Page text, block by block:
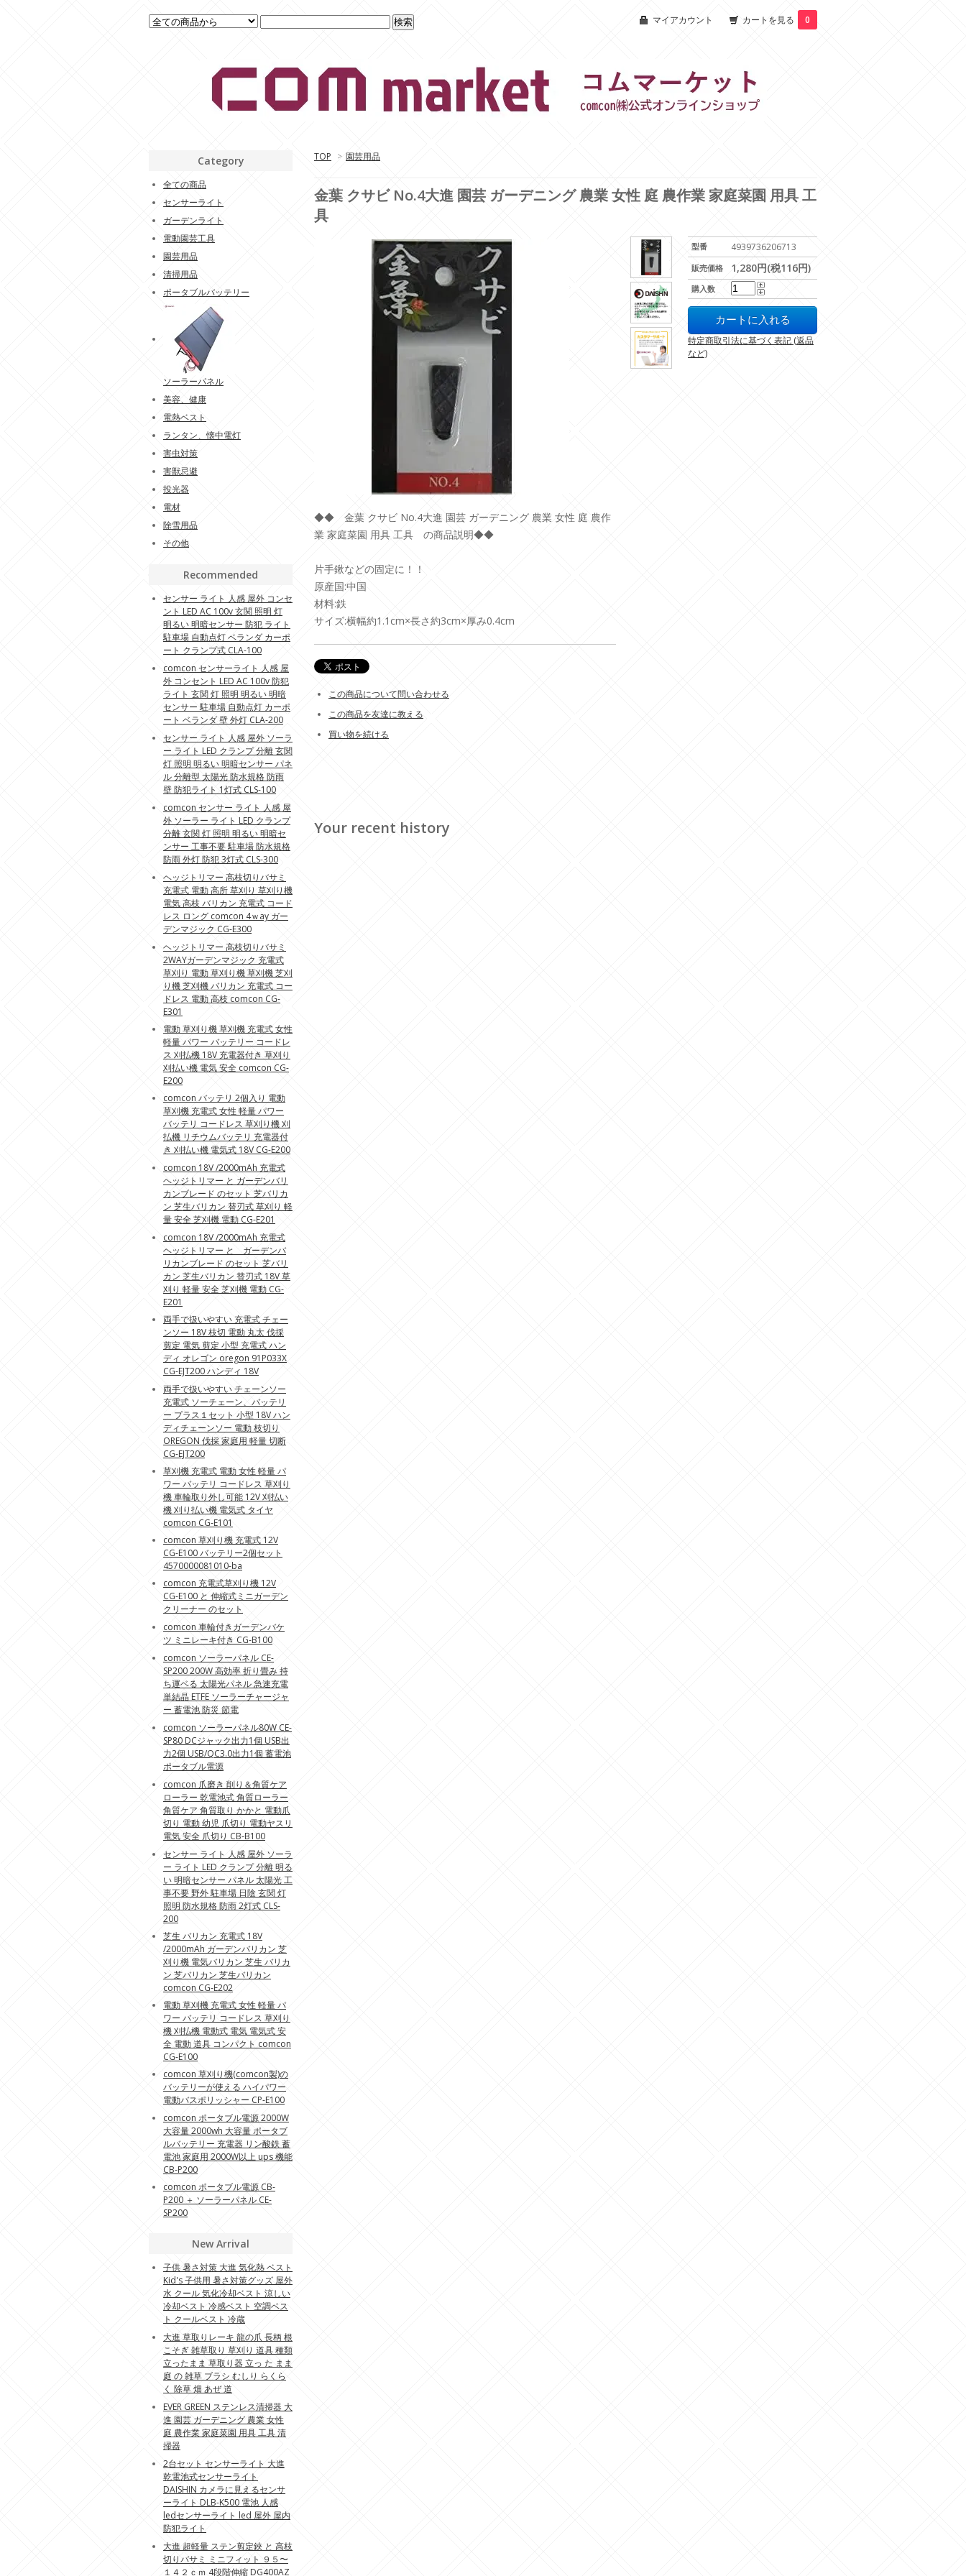
マイアカウント カートを見る 0
TOP > 園芸用品
金葉 クサビ No.4大進 園芸 ガーデニング 農業 女性 庭 農作業 家庭菜園 用具 工
具
型番 4939736206713
販売価格 1,280円(税116円)
購入数
特定商取引法に基づく表記 (返品
など)
◆◆ 金葉 クサビ No.4大進 園芸 ガーデニング 農業 女性 庭 農作
業 家庭菜園 用具 工具 の商品説明◆◆
片手鍬などの固定に！！
原産国:中国
材料:鉄
サイズ:横幅約1.1cm×長さ約3cm×厚み0.4cm
この商品について問い合わせる
この商品を友達に教える
買い物を続ける
Your recent history
Category
全ての商品
センサーライト
ガーデンライト
電動園芸工具
園芸用品
清掃用品
ポータブルバッテリー
ソーラーパネル
美容、健康
電熱ベスト
ランタン、懐中電灯
害虫対策
害獣忌避
投光器
電材
除雪用品
その他
Recommended
センサー ライト 人感 屋外 コンセ
ント LED AC 100v 玄関 照明 灯
明るい 明暗センサー 防犯 ライト
駐車場 自動点灯 ベランダ カーポ
ート クランプ式 CLA-100
comcon センサーライト 人感 屋
外 コンセント LED AC 100v 防犯
ライト 玄関 灯 照明 明るい 明暗
センサー 駐車場 自動点灯 カーポ
ート ベランダ 壁 外灯 CLA-200
センサー ライト 人感 屋外 ソーラ
ー ライト LED クランプ 分離 玄関
灯 照明 明るい 明暗センサー パネ
ル 分離型 太陽光 防水規格 防雨
壁 防犯ライト 1灯式 CLS-100
comcon センサー ライト 人感 屋
外 ソーラー ライト LED クランプ
分離 玄関 灯 照明 明るい 明暗セ
ンサー 工事不要 駐車場 防水規格
防雨 外灯 防犯 3灯式 CLS-300
ヘッジトリマー 高枝切りバサミ
充電式 電動 高所 草刈り 草刈り機
電気 高枝 バリカン 充電式 コード
レス ロング comcon 4ｗay ガー
デンマジック CG-E300
ヘッジトリマー 高枝切りバサミ
2WAYガーデンマジック 充電式
草刈り 電動 草刈り機 草刈機 芝刈
り機 芝刈機 バリカン 充電式 コー
ドレス 電動 高枝 comcon CG-
E301
電動 草刈り機 草刈機 充電式 女性
軽量 パワー バッテリー コードレ
ス 刈払機 18V 充電器付き 草刈り
刈払い機 電気 安全 comcon CG-
E200
comcon バッテリ 2個入り 電動
草刈機 充電式 女性 軽量 パワー
バッテリ コードレス 草刈り機 刈
払機 リチウムバッテリ 充電器付
き 刈払い機 電気式 18V CG-E200
comcon 18V /2000mAh 充電式
ヘッジトリマー と ガーデンバリ
カンブレード のセット 芝バリカ
ン 芝生バリカン 替刃式 草刈り 軽
量 安全 芝刈機 電動 CG-E201
comcon 18V /2000mAh 充電式
ヘッジトリマー と ガーデンバ
リカンブレード のセット 芝バリ
カン 芝生バリカン 替刃式 18V 草
刈り 軽量 安全 芝刈機 電動 CG-
E201
両手で扱いやすい 充電式 チェー
ンソー 18V 枝切 電動 丸太 伐採
剪定 電気 剪定 小型 充電式 ハン
ディ オレゴン oregon 91P033X
CG-EJT200 ハンディ 18V
両手で扱いやすい チェーンソー
充電式 ソーチェーン、バッテリ
ー プラス１セット 小型 18V ハン
ディチェーンソー 電動 枝切り
OREGON 伐採 家庭用 軽量 切断
CG-EJT200
草刈機 充電式 電動 女性 軽量 パ
ワー バッテリ コードレス 草刈り
機 車輪取り外し可能 12V 刈払い
機 刈り払い機 電気式 タイヤ
comcon CG-E101
comcon 草刈り機 充電式 12V
CG-E100 バッテリー2個セット
4570000081010-ba
comcon 充電式草刈り機 12V
CG-E100 と 伸縮式ミニガーデン
クリーナー のセット
comcon 車輪付きガーデンバケ
ツ ミニレーキ付き CG-B100
comcon ソーラーパネル CE-
SP200 200W 高効率 折り畳み 持
ち運ベる 太陽光パネル 急速充電
単結晶 ETFE ソーラーチャージャ
ー 蓄電池 防災 節電
comcon ソーラーパネル80W CE-
SP80 DCジャック出力1個 USB出
力2個 USB/QC3.0出力1個 蓄電池
ポータブル電源
comcon 爪磨き 削り＆角質ケア
ローラー 乾電池式 角質ローラー
角質ケア 角質取り かかと 電動爪
切り 電動 幼児 爪切り 電動ヤスリ
電気 安全 爪切り CB-B100
センサー ライト 人感 屋外 ソーラ
ー ライト LED クランプ 分離 明る
い 明暗センサー パネル 太陽光 工
事不要 野外 駐車場 日陰 玄関 灯
照明 防水規格 防雨 2灯式 CLS-
200
芝生 バリカン 充電式 18V
/2000mAh ガーデンバリカン 芝
刈り機 電気バリカン 芝生 バリカ
ン 芝バリカン 芝生バリカン
comcon CG-E202
電動 草刈機 充電式 女性 軽量 パ
ワー バッテリ コードレス 草刈り
機 刈払機 電動式 電気 電気式 安
全 電動 道具 コンパクト comcon
CG-E100
comcon 草刈り機(comcon製)の
バッテリーが使える ハイパワー
電動バスポリッシャー CP-E100
comcon ポータブル電源 2000W
大容量 2000wh 大容量 ポータブ
ルバッテリー 充電器 リン酸鉄 蓄
電池 家庭用 2000W以上 ups 機能
CB-P200
comcon ポータブル電源 CB-
P200 ＋ ソーラーパネル CE-
SP200
New Arrival
子供 暑さ対策 大進 気化熱 ベスト
Kid's 子供用 暑さ対策グッズ 屋外
水 クール 気化冷却ベスト 涼しい
冷却ベスト 冷感ベスト 空調ベス
ト クールベスト 冷蔵
大進 草取りレーキ 龍の爪 長柄 根
こそぎ 雑草取り 草刈り 道具 種類
立ったまま 草取り器 立っ た まま
庭 の 雑草 ブラシ むしり らくら
く 除草 畑 あぜ 道
EVER GREEN ステンレス清掃器 大
進 園芸 ガーデニング 農業 女性
庭 農作業 家庭菜園 用具 工具 清
掃器
2台セット センサーライト 大進
乾電池式センサーライト
DAISHIN カメラに見えるセンサ
ーライト DLB-K500 電池 人感
ledセンサーライト led 屋外 屋内
防犯ライト
大進 超軽量 ステン剪定鋏 と 高枝
切りバサミ ミニフィット ９５〜
１４２ｃｍ 4段階伸縮 DG400AZ